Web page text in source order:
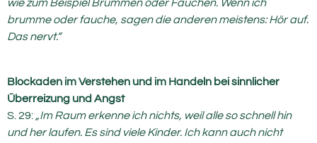
wie zum Beispiel Brummen oder Fauchen. Wenn ich
brumme oder fauche, sagen die anderen meistens: Hör auf.
Das nervt.“
Blockaden im Verstehen und im Handeln bei sinnlicher
Überreizung und Angst
S. 29: „Im Raum erkenne ich nichts, weil alle so schnell hin
und her laufen. Es sind viele Kinder. Ich kann auch nicht